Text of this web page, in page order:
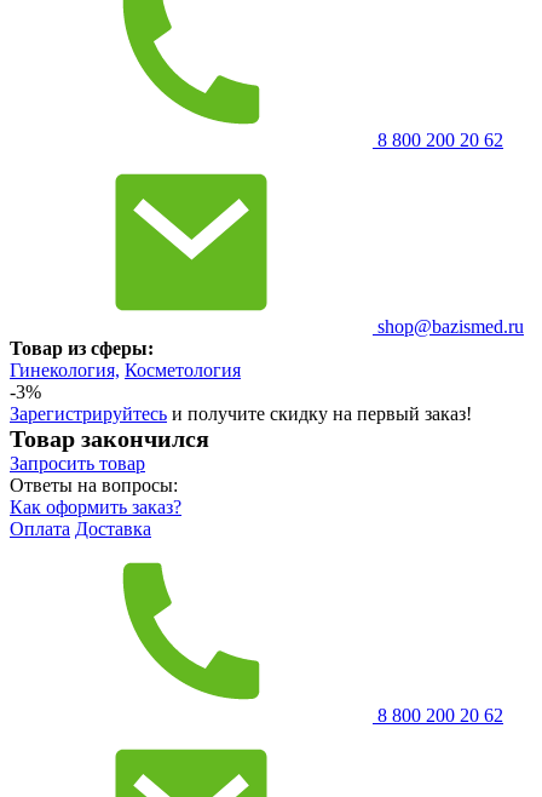
8 800 200 20 62
shop@bazismed.ru
Товар из сферы:
Гинекология, Косметология
-3%
Зарегистрируйтесь и получите скидку на первый заказ!
Товар закончился
Запросить товар
Ответы на вопросы:
Как оформить заказ?
Оплата Доставка
8 800 200 20 62